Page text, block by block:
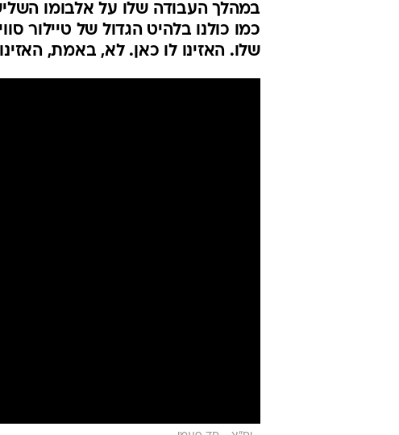
במהלך העבודה שלו על אלבומו
כמו כולנו בלהיט הגדול של טיילור
שלו. האזינו לו כאן. לא, באמת, האזינו